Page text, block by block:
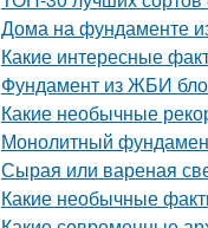
Дома на фундаменте
Какие интересные
Фундамент из ЖБИ
Какие необычные
Монолитный
Сырая или вареная
Какие необычные